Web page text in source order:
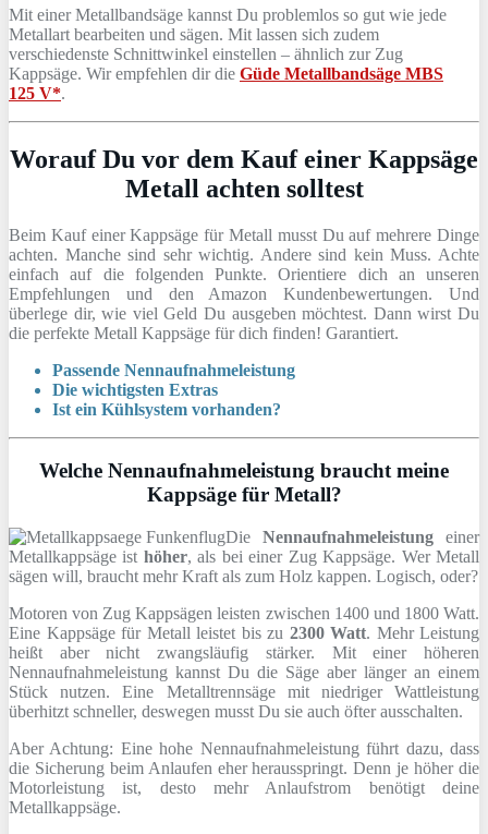
Mit einer Metallbandsäge kannst Du problemlos so gut wie jede
Metallart bearbeiten und sägen. Mit lassen sich zudem
verschiedenste Schnittwinkel einstellen – ähnlich zur Zug
Kappsäge. Wir empfehlen dir die Güde Metallbandsäge MBS
125 V*.
Worauf Du vor dem Kauf einer Kappsäge
Metall achten solltest
Beim Kauf einer Kappsäge für Metall musst Du auf mehrere Dinge
achten. Manche sind sehr wichtig. Andere sind kein Muss. Achte
einfach auf die folgenden Punkte. Orientiere dich an unseren
Empfehlungen und den Amazon Kundenbewertungen. Und
überlege dir, wie viel Geld Du ausgeben möchtest. Dann wirst Du
die perfekte Metall Kappsäge für dich finden! Garantiert.
Passende Nennaufnahmeleistung
Die wichtigsten Extras
Ist ein Kühlsystem vorhanden?
Welche Nennaufnahmeleistung braucht meine
Kappsäge für Metall?
Die Nennaufnahmeleistung einer
Metallkappsäge ist höher, als bei einer Zug Kappsäge. Wer Metall
sägen will, braucht mehr Kraft als zum Holz kappen. Logisch, oder?
Motoren von Zug Kappsägen leisten zwischen 1400 und 1800 Watt.
Eine Kappsäge für Metall leistet bis zu 2300 Watt. Mehr Leistung
heißt aber nicht zwangsläufig stärker. Mit einer höheren
Nennaufnahmeleistung kannst Du die Säge aber länger an einem
Stück nutzen. Eine Metalltrennsäge mit niedriger Wattleistung
überhitzt schneller, deswegen musst Du sie auch öfter ausschalten.
Aber Achtung: Eine hohe Nennaufnahmeleistung führt dazu, dass
die Sicherung beim Anlaufen eher herausspringt. Denn je höher die
Motorleistung ist, desto mehr Anlaufstrom benötigt deine
Metallkappsäge.